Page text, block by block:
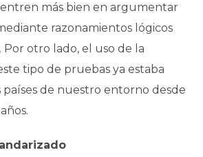
más bien en argumentar
razonamientos lógicos
otro lado, el uso de la
tipo de pruebas ya estaba
de nuestro entorno desde